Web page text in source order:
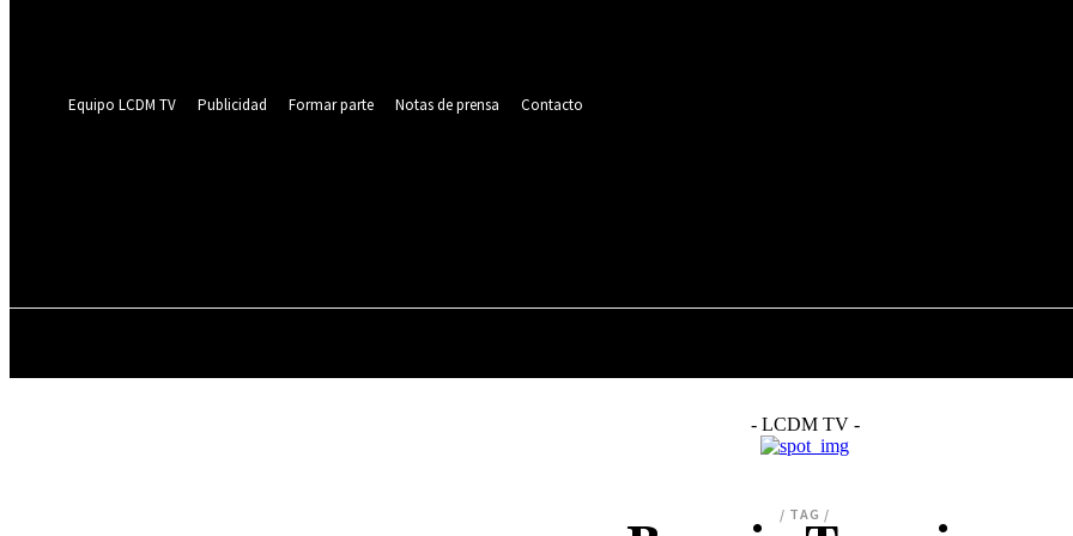
Equipo LCDM TV
Publicidad Formar parte Notas de prensa Contacto
- LCDM TV -
/ TAG /